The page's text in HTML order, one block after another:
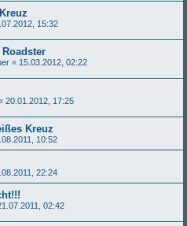
15:32
« 15.03.2012, 02:22
20.01.2012, 17:25
Kreuz
10:52
22:24
02:42